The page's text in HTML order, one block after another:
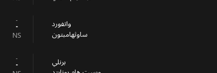
--
NS
واتفورد
ساوثهامبتون
-- برنلي